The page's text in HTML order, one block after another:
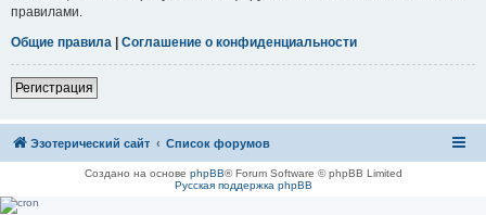
правилами.
Общие правила | Соглашение о конфиденциальности
Регистрация
Эзотерический сайт Список форумов
Создано на основе phpBB® Forum Software © phpBB Limited
Русская поддержка phpBB